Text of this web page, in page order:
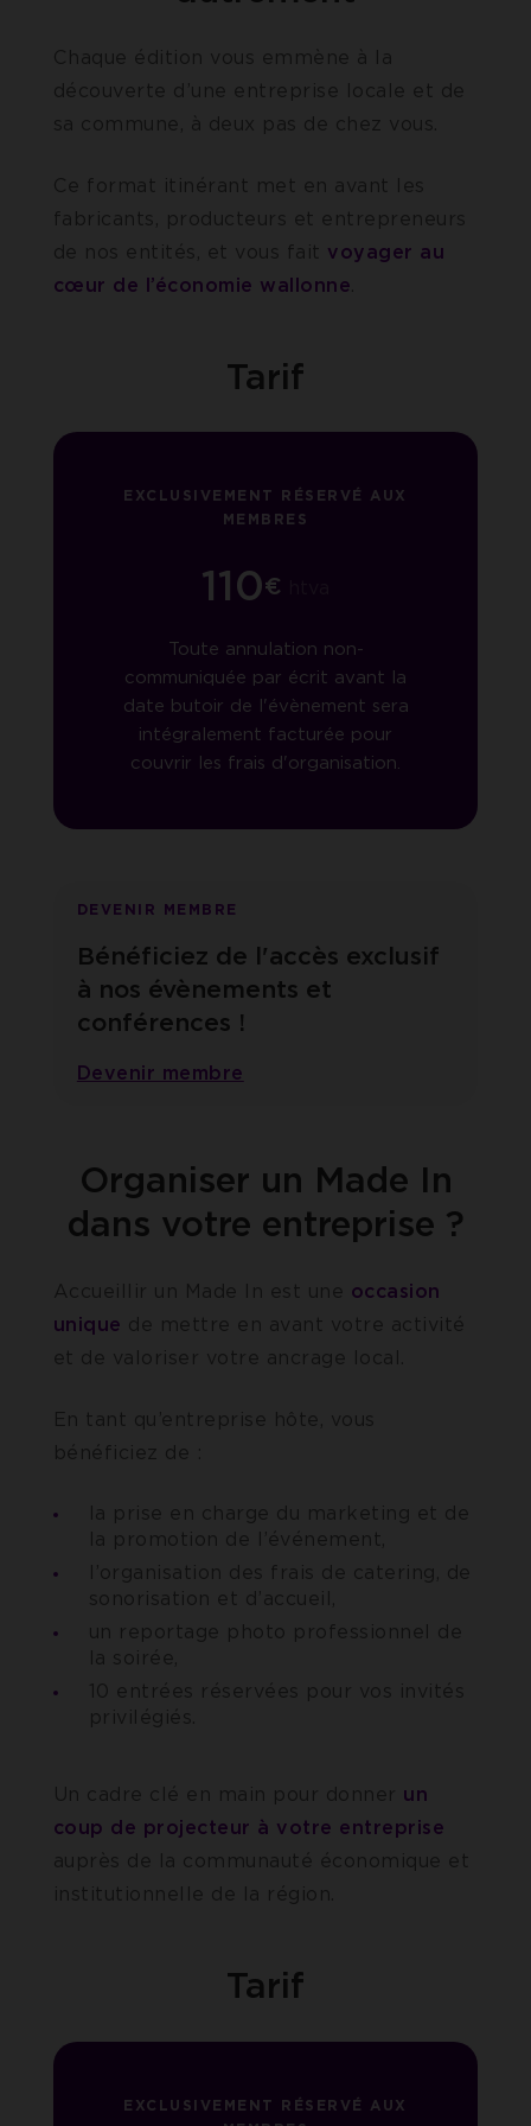
Chaque édition vous emmène à la
découverte d’une entreprise locale et de
sa commune, à deux pas de chez vous.
Ce format itinérant met en avant les
fabricants, producteurs et entrepreneurs
de nos entités, et vous fait voyager au
cœur de l’économie wallonne
Tarif
EXCLUSIVEMENT RÉSERVÉ AUX
MEMBRES
110€
Toute annulation non-
communiquée par écrit avant la
date butoir de l'évènement sera
intégralement facturée pour
couvrir les frais d'organisation.
DEVENIR MEMBRE
Bénéficiez de l'accès exclusif
à nos évènements et
conférences !
Devenir membre
Organiser un Made In
dans votre entreprise ?
Accueillir un Made In est une occasion
unique de mettre en avant votre activité
et de valoriser votre ancrage local.
En tant qu’entreprise hôte, vous
bénéficiez de :
la prise en charge du marketing et de
la promotion de l’événement,
l’organisation des frais de catering, de
sonorisation et d’accueil,
un reportage photo professionnel de
la soirée,
10 entrées réservées pour vos invités
privilégiés.
Un cadre clé en main pour donner un
coup de projecteur à votre entreprise
auprès de la communauté économique et
institutionnelle de la région.
Tarif
EXCLUSIVEMENT RÉSERVÉ AUX